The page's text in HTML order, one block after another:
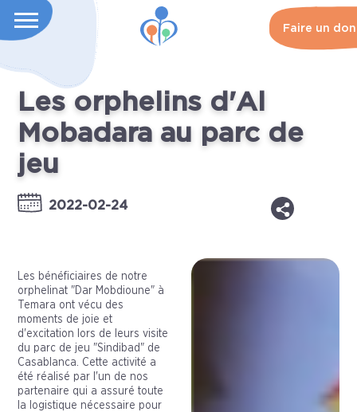
Faire un don
Les orphelins d'Al
Mobadara au parc de
jeu
2022-02-24
Les bénéficiaires de notre
orphelinat "Dar Mobdioune" à
Temara ont vécu des
moments de joie et
d'excitation lors de leurs visite
du parc de jeu "Sindibad" de
Casablanca. Cette activité a
été réalisé par l'un de nos
partenaire qui a assuré toute
la logistique nécessaire pour